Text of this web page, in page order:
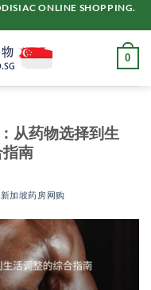
ONLINE SHOPPING.
0
从药物选择到生
南
新加坡药房网购